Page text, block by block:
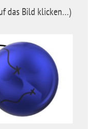
das Bild klicken…)